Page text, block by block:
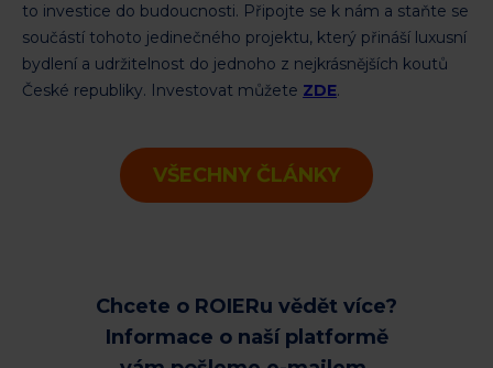
to investice do budoucnosti. Připojte se k nám a staňte se
součástí tohoto jedinečného projektu, který přináší luxusní
bydlení a udržitelnost do jednoho z nejkrásnějších koutů
České republiky. Investovat můžete ZDE.
VŠECHNY ČLÁNKY
Chcete o ROIERu vědět více?
Informace o naší platformě